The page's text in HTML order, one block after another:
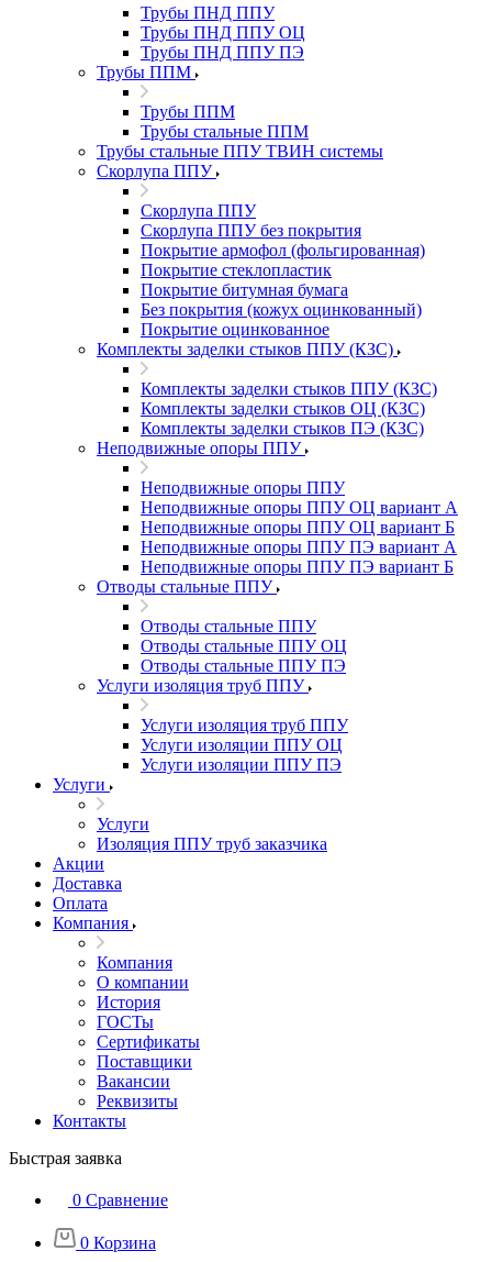
Трубы ПНД ППУ
Трубы ПНД ППУ ОЦ
Трубы ПНД ППУ ПЭ
Трубы ППМ
Трубы ППМ
Трубы стальные ППМ
Трубы стальные ППУ ТВИН системы
Скорлупа ППУ
Скорлупа ППУ
Скорлупа ППУ без покрытия
Покрытие армофол (фольгированная)
Покрытие стеклопластик
Покрытие битумная бумага
Без покрытия (кожух оцинкованный)
Покрытие оцинкованное
Комплекты заделки стыков ППУ (КЗС)
Комплекты заделки стыков ППУ (КЗС)
Комплекты заделки стыков ОЦ (КЗС)
Комплекты заделки стыков ПЭ (КЗС)
Неподвижные опоры ППУ
Неподвижные опоры ППУ
Неподвижные опоры ППУ ОЦ вариант А
Неподвижные опоры ППУ ОЦ вариант Б
Неподвижные опоры ППУ ПЭ вариант А
Неподвижные опоры ППУ ПЭ вариант Б
Отводы стальные ППУ
Отводы стальные ППУ
Отводы стальные ППУ ОЦ
Отводы стальные ППУ ПЭ
Услуги изоляция труб ППУ
Услуги изоляция труб ППУ
Услуги изоляции ППУ ОЦ
Услуги изоляции ППУ ПЭ
Услуги
Услуги
Изоляция ППУ труб заказчика
Акции
Доставка
Оплата
Компания
Компания
О компании
История
ГОСТы
Сертификаты
Поставщики
Вакансии
Реквизиты
Контакты
Быстрая заявка
0 Сравнение
0 Корзина